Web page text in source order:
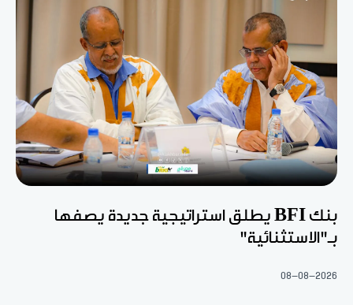
بنك BFI يطلق استراتيجية جديدة يصفها
بـ"الاستثنائية"
08-08-2026